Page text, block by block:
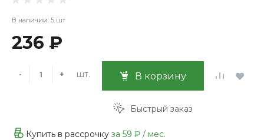
В наличии: 5 шт
236 ₽
- + шт. В корзину
Быстрый заказ
Купить в рассрочку за 59 ₽ / мес.